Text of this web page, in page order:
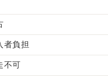
者負担
不可